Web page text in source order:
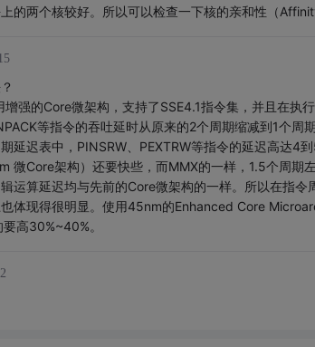
的两个核较好。所以可以检查一下核的亲和性（
强的Core微架构，支持了SSE4.1指令集，并且在执
等指令的吞吐延时从原来的2个周期缩减到1个周
延迟表中，PINSRW、PEXTRW等指令的延迟高达4
微Core架构）还要快些，而MMX的一样，1.5个周期左
运算延迟均与先前的Core微架构的一样。所以在指令
体现得很明显。使用45nm的Enhanced Core
高30%~40%。